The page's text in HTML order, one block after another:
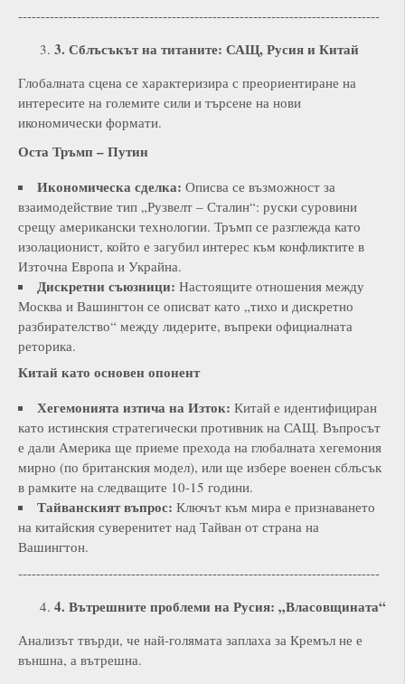
--------------------------------------------------------------------------------
3. Сблъсъкът на титаните: САЩ, Русия и Китай
Глобалната сцена се характеризира с преориентиране на
интересите на големите сили и търсене на нови
икономически формати.
Оста Тръмп – Путин
Икономическа сделка: Описва се възможност за
взаимодействие тип „Рузвелт – Сталин“: руски суровини
срещу американски технологии. Тръмп се разглежда като
изолационист, който е загубил интерес към конфликтите в
Източна Европа и Украйна.
Дискретни съюзници: Настоящите отношения между
Москва и Вашингтон се описват като „тихо и дискретно
разбирателство“ между лидерите, въпреки официалната
реторика.
Китай като основен опонент
Хегемонията изтича на Изток: Китай е идентифициран
като истинския стратегически противник на САЩ. Въпросът
е дали Америка ще приеме прехода на глобалната хегемония
мирно (по британския модел), или ще избере военен сблъсък
в рамките на следващите 10-15 години.
Тайванският въпрос: Ключът към мира е признаването
на китайския суверенитет над Тайван от страна на
Вашингтон.
--------------------------------------------------------------------------------
4. Вътрешните проблеми на Русия: „Власовщината“
Анализът твърди, че най-голямата заплаха за Кремъл не е
външна, а вътрешна.